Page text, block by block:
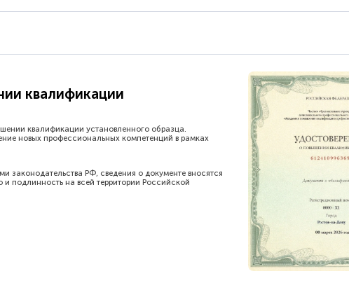
квалификации
квалификации установленного образца.
новых профессиональных компетенций в рамках
законодательства РФ, сведения о документе вносятся
подлинность на всей территории Российской